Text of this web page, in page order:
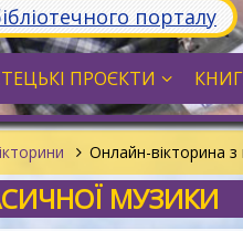
порталу
ПРОЄКТИ
Онлайн-вікторина з
МУЗИКИ